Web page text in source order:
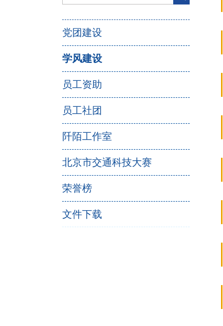
党团建设
学风建设
员工资助
员工社团
阡陌工作室
北京市交通科技大赛
荣誉榜
文件下载